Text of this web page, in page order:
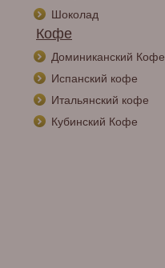
Шоколад
Кофе
Доминиканский Кофе
Испанский кофе
Итальянский кофе
Кубинский Кофе